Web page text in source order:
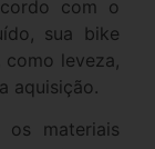
com o
sua bike
como leveza,
aquisição.
materiais